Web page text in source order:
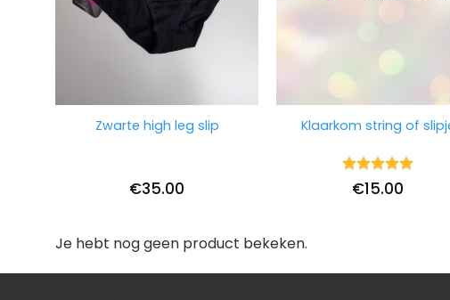
Zwarte high leg slip
€35.00
Klaarkom string of
Waardering
uit 5
€15.00
Je hebt nog geen product bekeken.